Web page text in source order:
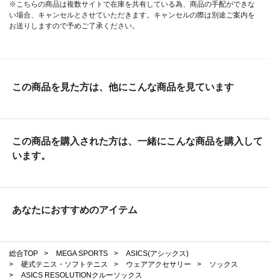
※こちらの商品は複数サイトで在庫を共有している為、商品の手配ができな
い場合、キャンセルとさせていただきます。キャンセルの際は別途ご案内を
お送りしますので予めご了承ください。
この商品を見た方は、他にこんな商品を見ています
この商品を購入された方は、一緒にこんな商品を購入して
います。
あなたにおすすめのアイテム
総合TOP > MEGA SPORTS >
ASICS(アシックス)
>
硬式テニス・ソフトテニス > ウェアアクセサリー >
ソックス
>
ASICS RESOLUTIONクルーソックス